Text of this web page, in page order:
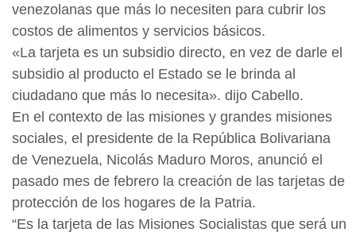
venezolanas que más lo necesiten para cubrir los
costos de alimentos y servicios básicos.
«La tarjeta es un subsidio directo, en vez de darle el
subsidio al producto el Estado se le brinda al
ciudadano que más lo necesita». dijo Cabello.
En el contexto de las misiones y grandes misiones
sociales, el presidente de la República Bolivariana
de Venezuela, Nicolás Maduro Moros, anunció el
pasado mes de febrero la creación de las tarjetas de
protección de los hogares de la Patria.
“Es la tarjeta de las Misiones Socialistas que será un